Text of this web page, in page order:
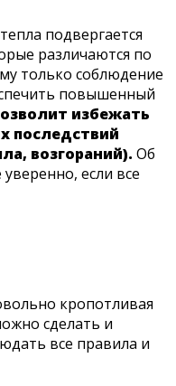
подвергается
различаются по
только соблюдение
повышенный
избежать
последствий
возгораний). Об
если все
кропотливая
сделать и
все правила и